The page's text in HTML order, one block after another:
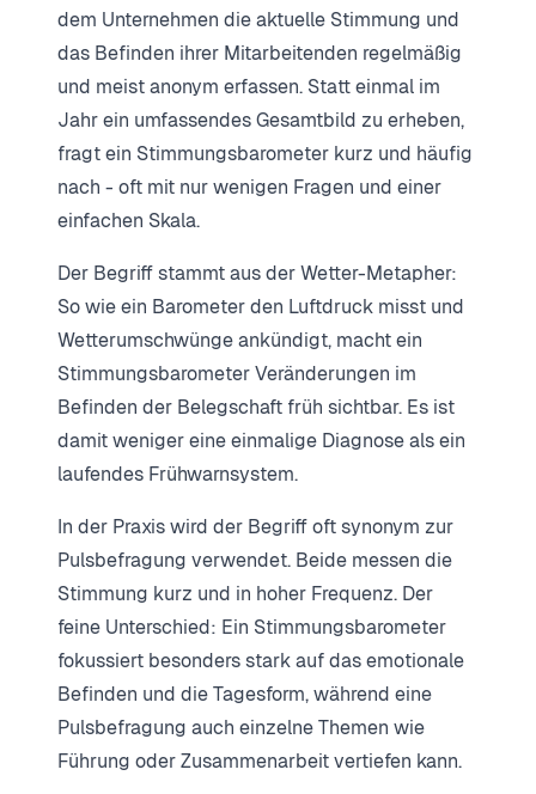
dem Unternehmen die aktuelle Stimmung und
das Befinden ihrer Mitarbeitenden regelmäßig
und meist anonym erfassen. Statt einmal im
Jahr ein umfassendes Gesamtbild zu erheben,
fragt ein Stimmungsbarometer kurz und häufig
nach - oft mit nur wenigen Fragen und einer
einfachen Skala.
Der Begriff stammt aus der Wetter-Metapher:
So wie ein Barometer den Luftdruck misst und
Wetterumschwünge ankündigt, macht ein
Stimmungsbarometer Veränderungen im
Befinden der Belegschaft früh sichtbar. Es ist
damit weniger eine einmalige Diagnose als ein
laufendes Frühwarnsystem.
In der Praxis wird der Begriff oft synonym zur
Pulsbefragung verwendet. Beide messen die
Stimmung kurz und in hoher Frequenz. Der
feine Unterschied: Ein Stimmungsbarometer
fokussiert besonders stark auf das emotionale
Befinden und die Tagesform, während eine
Pulsbefragung auch einzelne Themen wie
Führung oder Zusammenarbeit vertiefen kann.